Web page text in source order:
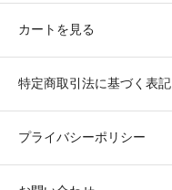
カートを見る
特定商取引法に基づく表記
プライバシーポリシー